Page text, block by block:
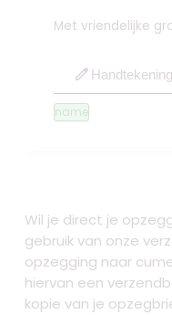
Met vriendelijke
edit
name
Wil je direct je
gebruik van onze
opzegging naar
hiervan een
kopie van je